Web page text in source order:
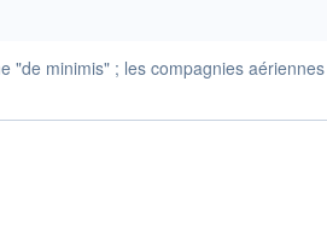
"de minimis" ; les compagnies